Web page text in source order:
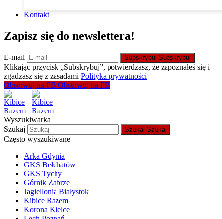
Kontakt
Zapisz się do newslettera!
E-mail Subskrybuj Subskrybuj
Klikając przycisk „Subskrybuj”, potwierdzasz, że zapoznałeś się i
zgadzasz się z zasadami Polityka prywatności
Obserwuj na FB Obserwuj na FB
Wyszukiwarka
Szukaj
Szukaj Szukaj
Często wyszukiwane
Arka Gdynia
GKS Bełchatów
GKS Tychy
Górnik Zabrze
Jagiellonia Białystok
Kibice Razem
Korona Kielce